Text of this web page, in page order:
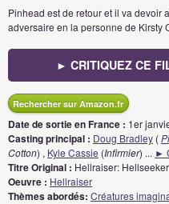
Pinhead est de retour et il va devoir
adversaire en la personne de Kirsty
► CRITIQUEZ CE
Rechercher sur Amazon.fr
Date de sortie en France : 1er
Casting principal : Doug Bradley (
Cotton) , Kyle Cassie (Infirmier) ... ►
Titre Original : Hellraiser: Hellseeker
Oeuvre : Hellraiser
Thèmes abordés: Créatures